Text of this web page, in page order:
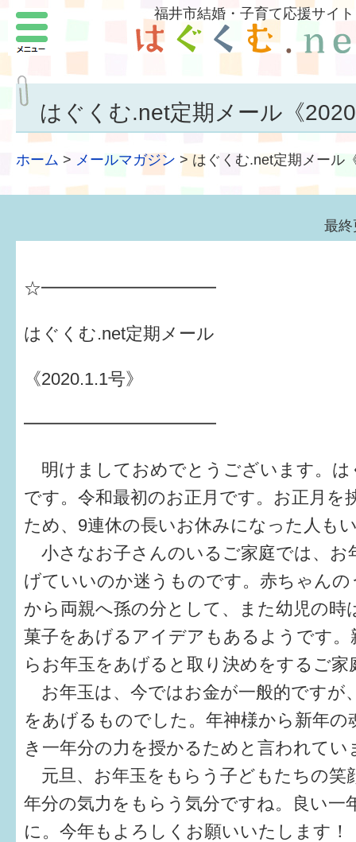
福井市結婚・子育て応援サイト
はぐくむ.net定期メール《
ホーム > メールマガジン > はぐくむ.net定期メール
最終
☆━━━━━━━━━━
はぐくむ.net定期メール
《2020.1.1号》
━━━━━━━━━━━
明けましておめでとうございます。は
です。令和最初のお正月です。お正月を
ため、9連休の長いお休みになった人も
小さなお子さんのいるご家庭では、お
げていいのか迷うものです。赤ちゃんの
から両親へ孫の分として、また幼児の時
菓子をあげるアイデアもあるようです。
らお年玉をあげると取り決めをするご
お年玉は、今ではお金が一般的ですが
をあげるものでした。年神様から新年の
き一年分の力を授かるためと言われてい
元旦、お年玉をもらう子どもたちの笑
年分の気力をもらう気分ですね。良い一
に。今年もよろしくお願いいたします！
メニュー
結婚したい
子どもがほしい
もしものときの緊急連絡先
届出・手当・助成
健診・予防接種
入園・入学
相談したい
さまざまな支援
子育てカレンダー
妊娠
出産〜3か月
3か月〜6か月
6か月〜1歳
1歳〜3歳
3歳〜就学前